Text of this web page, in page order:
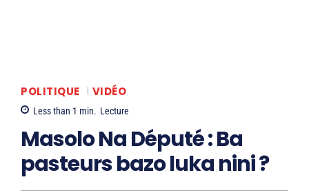
POLITIQUE VIDÉO
Less than 1 min. Lecture
Masolo Na Député : Ba
pasteurs bazo luka nini ?